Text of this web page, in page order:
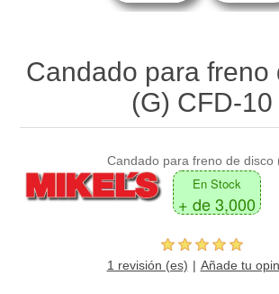
Candado para freno
(G) CFD-10
Candado para freno de disco
En Stock
+ de 3,000
1 revisión (es) Añade tu